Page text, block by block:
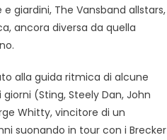
giardini, The Vansband allstars,
ancora diversa da quella
alla guida ritmica di alcune
(Sting, Steely Dan, John
Whitty, vincitore di un
suonando in tour con i Brecker